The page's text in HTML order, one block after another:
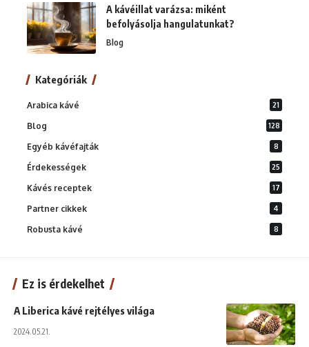
A kávéillat varázsa: miként
befolyásolja hangulatunkat?
Blog
Kategóriák
Arabica kávé 21
Blog 128
Egyéb kávéfajták 8
Érdekességek 25
Kávés receptek 17
Partner cikkek 4
Robusta kávé 8
Ez is érdekelhet
A Liberica kávé rejtélyes világa
2024.05.21.